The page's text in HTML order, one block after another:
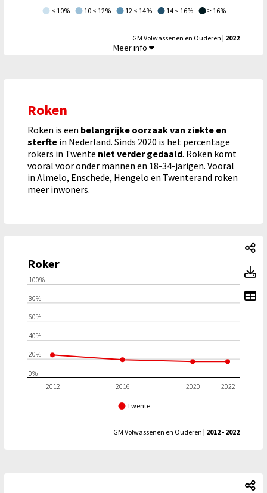
< 10% 10 < 12% 12 < 14% 14 < 16% ≥ 16%
GM Volwassenen en Ouderen | 2022
Zware drinker,
Meer info
Roken
Roken is een belangrijke oorzaak van ziekte en
sterfte in Nederland. Sinds 2020 is het percentage
rokers in Twente niet verder gedaald. Roken komt
vooral voor onder mannen en 18-34-jarigen. Vooral
in Almelo, Enschede, Hengelo en Twenterand roken
meer inwoners.
Roker
Twente
2012 2016 2020 2022
0%
20%
40%
60%
80%
100%
GM Volwassenen en Ouderen | 2012 - 2022